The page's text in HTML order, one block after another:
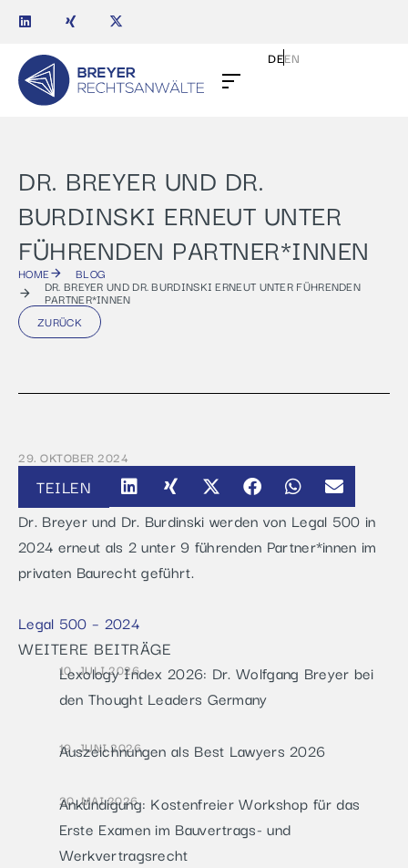
DEEN
DR. BREYER UND DR.
BURDINSKI ERNEUT UNTER
FÜHRENDEN PARTNER*INNEN
HOME BLOG
DR. BREYER UND DR. BURDINSKI ERNEUT UNTER FÜHRENDEN
PARTNER*INNEN
ZURÜCK
29. OKTOBER 2024
TEILEN
Dr. Breyer und Dr. Burdinski werden von Legal 500 in
2024 erneut als 2 unter 9 führenden Partner*innen im
privaten Baurecht geführt.
Legal 500 – 2024
WEITERE BEITRÄGE
10. JULI 2026
Lexology Index 2026: Dr. Wolfgang Breyer bei
den Thought Leaders Germany
19. JUNI 2026
Auszeichnungen als Best Lawyers 2026
20. MAI 2026
Ankündigung: Kostenfreier Workshop für das
Erste Examen im Bauvertrags- und
Werkvertragsrecht